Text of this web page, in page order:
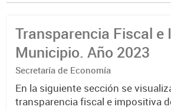
Transparencia Fiscal e
Municipio. Año 2023
Secretaría de Economía
En la siguiente sección se
transparencia fiscal e impositiva